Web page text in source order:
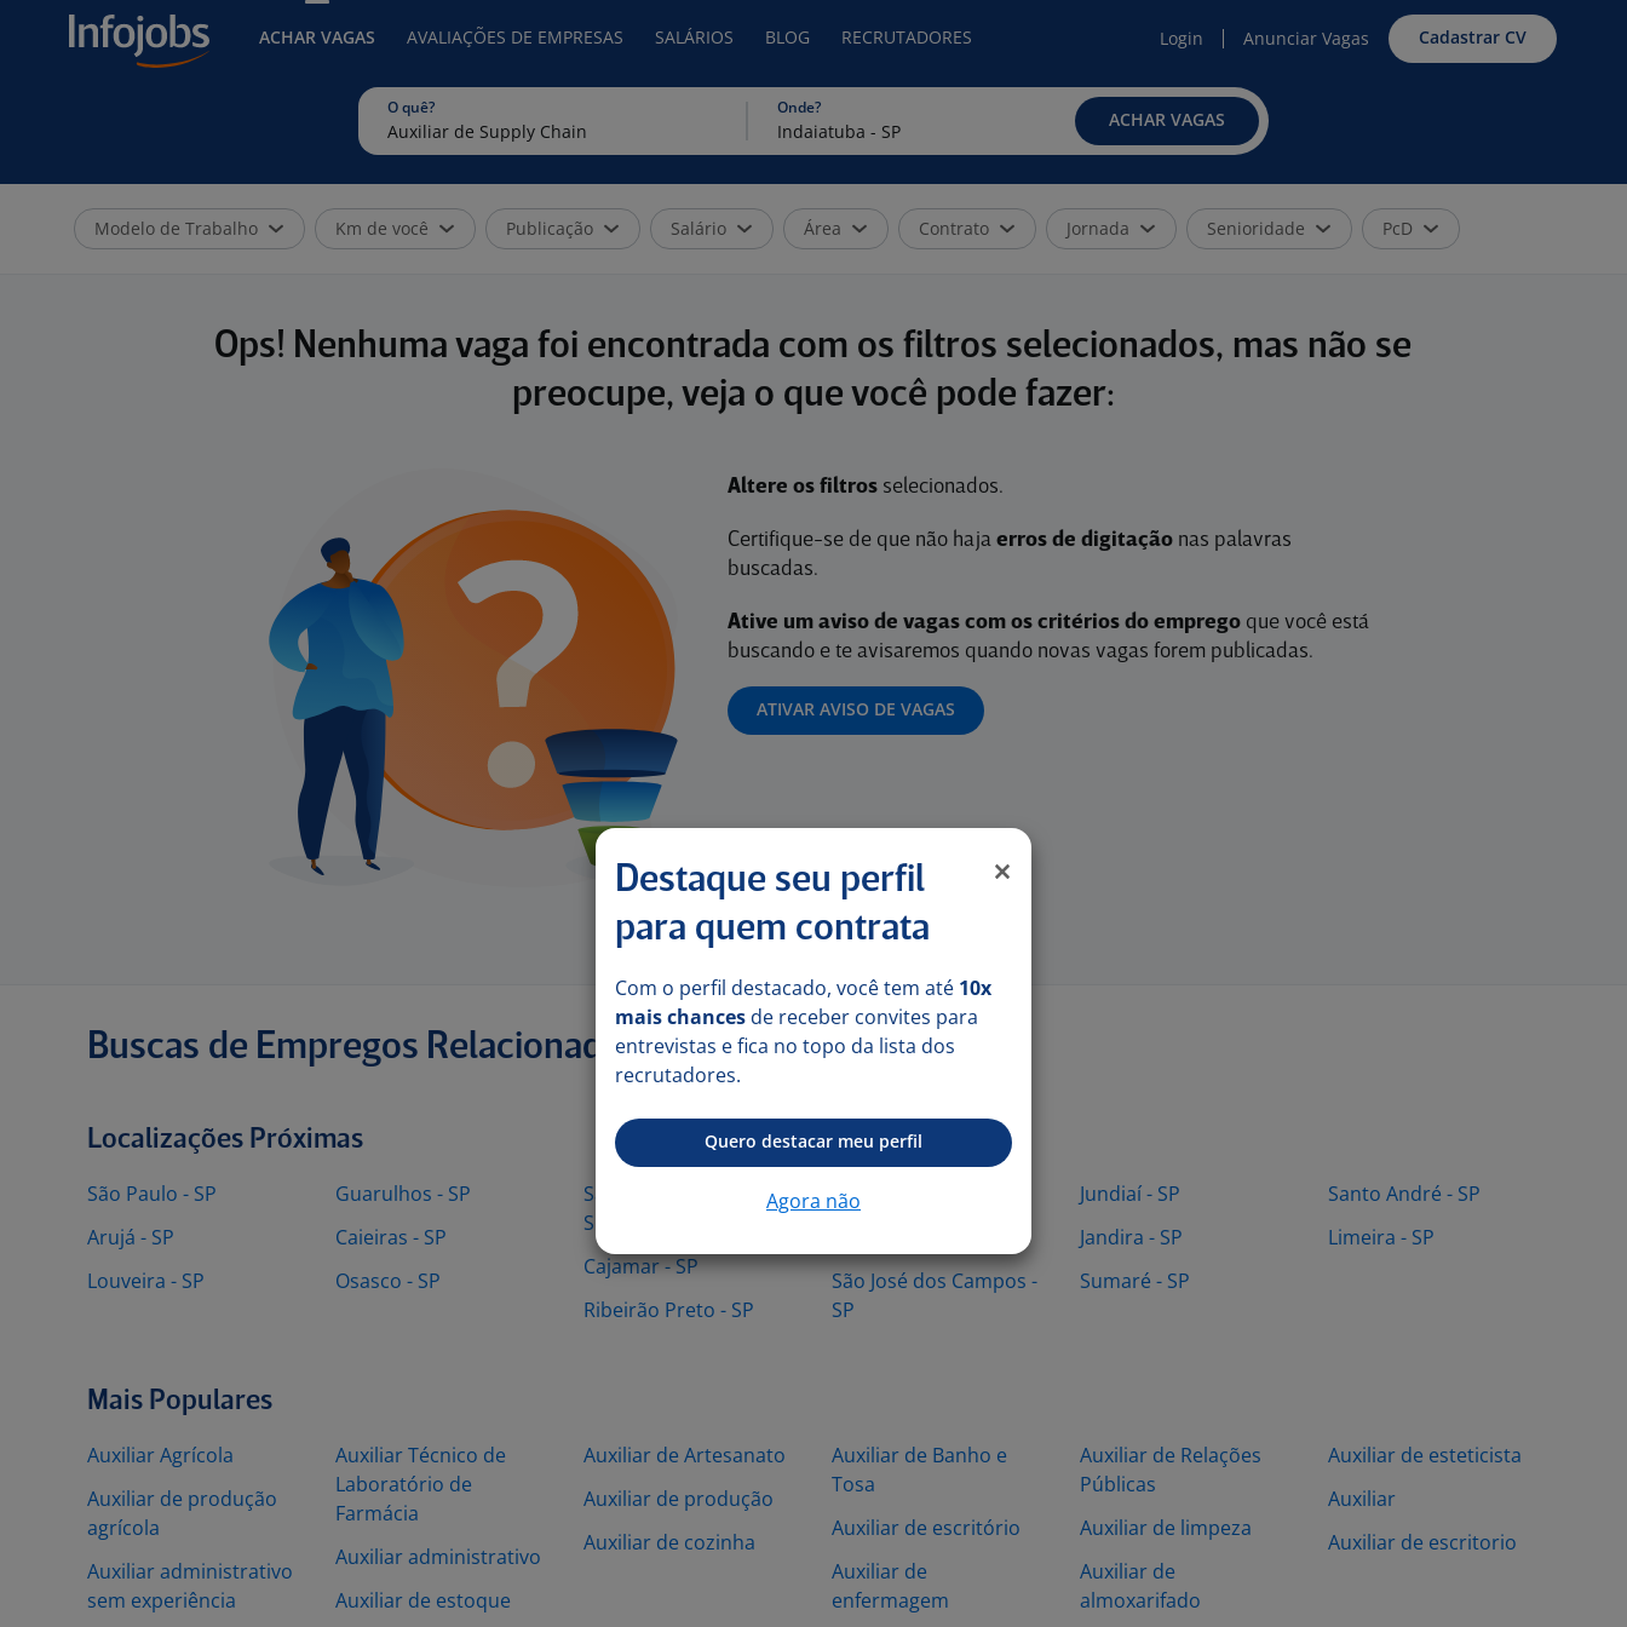
ACHAR VAGAS AVALIAÇÕES DE EMPRESAS SALÁRIOS BLOG RECRUTADORES Login Anunciar Vagas Cadastrar CV
O quê? Onde?
ACHAR VAGAS
Modelo de Trabalho Km de você Publicação Salário Área Contrato Jornada Senioridade PcD
Ops! Nenhuma vaga foi encontrada com os filtros selecionados, mas não se
preocupe, veja o que você pode fazer:
Altere os filtrosselecionados.
Certifique-se de que não haja erros de digitaçãonas palavras
buscadas.
Ative um aviso de vagas com os critérios do empregoque você está
buscando e te avisaremos quando novas vagas forem publicadas.
ATIVAR AVISO DE VAGAS
Buscas de Empregos Relacionadas
Localizações Próximas
São Paulo - SP
Arujá - SP
Louveira - SP
Guarulhos - SP
Caieiras - SP
Osasco - SP
Santana de Parnaíba -
SP
Cajamar - SP
Ribeirão Preto - SP
Barueri - SP
São José dos Campos -
SP
Jundiaí - SP
Jandira - SP
Sumaré - SP
Santo André - SP
Limeira - SP
Mais Populares
Auxiliar Agrícola
Auxiliar de produção
agrícola
Auxiliar administrativo
sem experiência
Auxiliar Técnico de
Laboratório de
Farmácia
Auxiliar administrativo
Auxiliar de estoque
Auxiliar de Artesanato
Auxiliar de produção
Auxiliar de cozinha
Auxiliar de Banho e
Tosa
Auxiliar de escritório
Auxiliar de
enfermagem
Auxiliar de Relações
Públicas
Auxiliar de limpeza
Auxiliar de
almoxarifado
Auxiliar de esteticista
Auxiliar
Auxiliar de escritorio
Destaque seu perfil
para quem contrata
Com o perfil destacado, você tem até 10x
mais chances de receber convites para
entrevistas e fica no topo da lista dos
recrutadores.
Quero destacar meu perfil
Agora não